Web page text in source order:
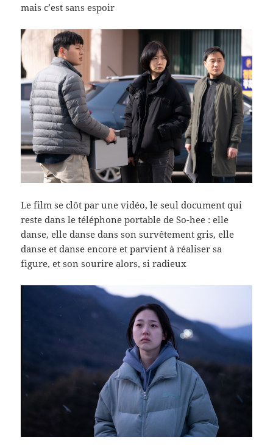
mais c’est sans espoir
Le film se clôt par une vidéo, le seul document qui
reste dans le téléphone portable de So-hee : elle
danse, elle danse dans son survêtement gris, elle
danse et danse encore et parvient à réaliser sa
figure, et son sourire alors, si radieux